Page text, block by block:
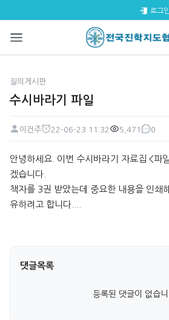
수시바라기 파일 > 로그인
질의게시판
수시바라기 파일
페이지 정보
이건주
22-06-23 11:32
5,471
댓글
0
본문
안녕하세요. 이번 수시바라기 자료집 <파
겠습니다.
책자를 3권 받았는데 중요한 내용을 인쇄
유하려고 합니다....
댓글목록
등록된 댓글이 없습니